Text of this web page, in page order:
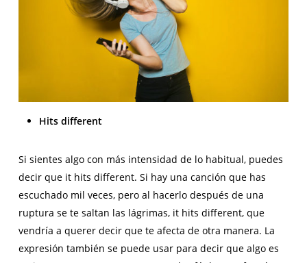
Hits different
Si sientes algo con más intensidad de lo habitual, puedes
decir que it hits different. Si hay una canción que has
escuchado mil veces, pero al hacerlo después de una
ruptura se te saltan las lágrimas, it hits different, que
vendría a querer decir que te afecta de otra manera. La
expresión también se puede usar para decir que algo es